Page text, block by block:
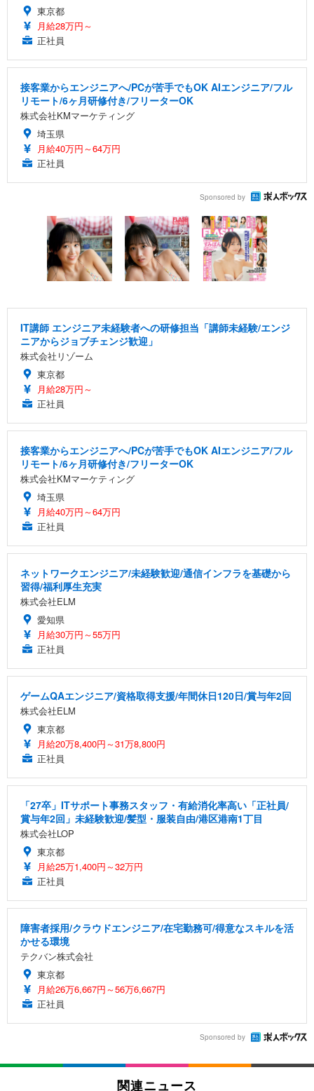
東京都
月給28万円～
正社員
接客業からエンジニアへ/PCが苦手でもOK AIエンジニア/フル
リモート/6ヶ月研修付き/フリーターOK
株式会社KMマーケティング
埼玉県
月給40万円～64万円
正社員
Sponsored by
IT講師 エンジニア未経験者への研修担当「講師未経験/エンジ
ニアからジョブチェンジ歓迎」
株式会社リゾーム
東京都
月給28万円～
正社員
接客業からエンジニアへ/PCが苦手でもOK AIエンジニア/フル
リモート/6ヶ月研修付き/フリーターOK
株式会社KMマーケティング
埼玉県
月給40万円～64万円
正社員
ネットワークエンジニア/未経験歓迎/通信インフラを基礎から
習得/福利厚生充実
株式会社ELM
愛知県
月給30万円～55万円
正社員
ゲームQAエンジニア/資格取得支援/年間休日120日/賞与年2回
株式会社ELM
東京都
月給20万8,400円～31万8,800円
正社員
「27卒」ITサポート事務スタッフ・有給消化率高い「正社員/
賞与年2回」未経験歓迎/髪型・服装自由/港区港南1丁目
株式会社LOP
東京都
月給25万1,400円～32万円
正社員
障害者採用/クラウドエンジニア/在宅勤務可/得意なスキルを活
かせる環境
テクバン株式会社
東京都
月給26万6,667円～56万6,667円
正社員
Sponsored by
関連ニュース